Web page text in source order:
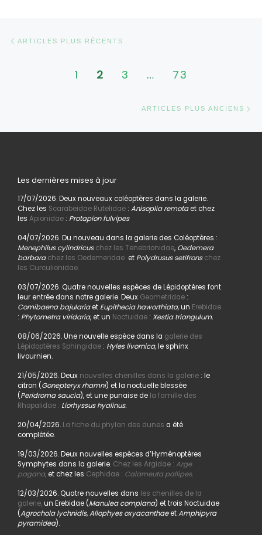
ARTICLES PLUS RÉCENTS
1 2 3 … 73
ARTICLES PLUS ANCIENS
Les dernières mises à jour
17/07/2026. Deux nouveaux coléoptères dans la galerie.
Chez les Scarabeidae Rutelidae: Anisoplia remotaet chez
les Apionidae: Protapion fulvipes
04/07/2026. Du nouveau dans la galerie des Coléoptères :
Menephilus cylindricus chez les Tenebrionidae,Oedemera
barbara chez les Oedemeridaeet Polydrusus setifrons chez
les Curculionidae.
03/07/2026. Quatre nouvelles espèces de Lépidoptères font
leur entrée dans notre galerie. Deux Geometridae:
Comibaena bajulariaet Eupithecia haworthiata,un Erebidae
: Phytometra viridaria, et un Noctuidae: Xestia triangulum.
08/06/2026. Une nouvelle espèce dans la galerie des
Lépidoptères Sphingidae: Hyles livornica,le sphinx
livournien.
21/05/2026. Deux nouvelles chenilles dans la galerie : le
citron (Gonepteryx rhamni) et la noctuelle blessée
(Peridroma saucia), et une punaise dela famille des
Rhopalidae : Liorhyssus hyalinus.
20/04/2026. La fiche du phylan des dunes a été
complétée.
19/03/2026. Deux nouvelles espèces d’Hyménoptères
Symphytes dans la galerie. Chez les Argidae : Arge
pagana,et chez les Cephidae : Calameuta pallipes.
12/03/2026. Quatre nouvelles dans les chenilles de la
galerie,un Erebidae (Manulea complana) et trois Noctuidae
(Agrochola lychnidis, Allophyes oxyacanthaeetAmphipyra
pyramidea).